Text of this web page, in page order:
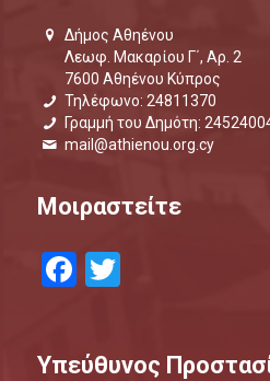
Δήμος Αθηένου
Λεωφ. Μακαρίου Γ΄, Αρ. 2
7600 Αθηένου Κύπρος
Τηλέφωνο: 24811370
Γραμμή του Δημότη:
mail@athienou.org.cy
Μοιραστείτε
Facebook
Twitter
Υπεύθυνος